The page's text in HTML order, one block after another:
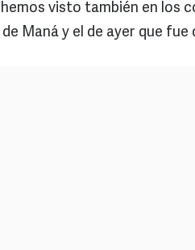
visto también en los
Maná y el de ayer que fue